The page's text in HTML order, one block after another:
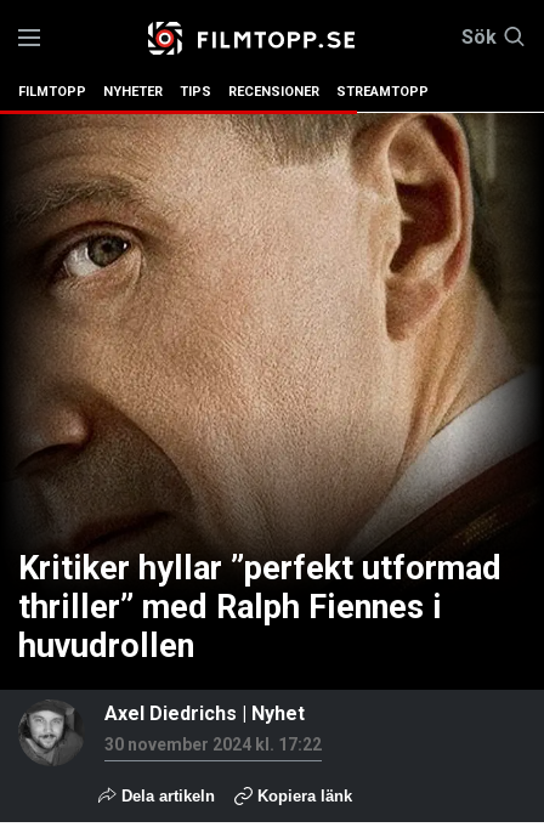
Sök
FILMTOPP NYHETER TIPS RECENSIONER STREAMTOPP
Kritiker hyllar ”perfekt utformad
thriller” med Ralph Fiennes i
huvudrollen
Axel Diedrichs | Nyhet
30 november 2024 kl. 17:22
Dela artikeln Kopiera länk